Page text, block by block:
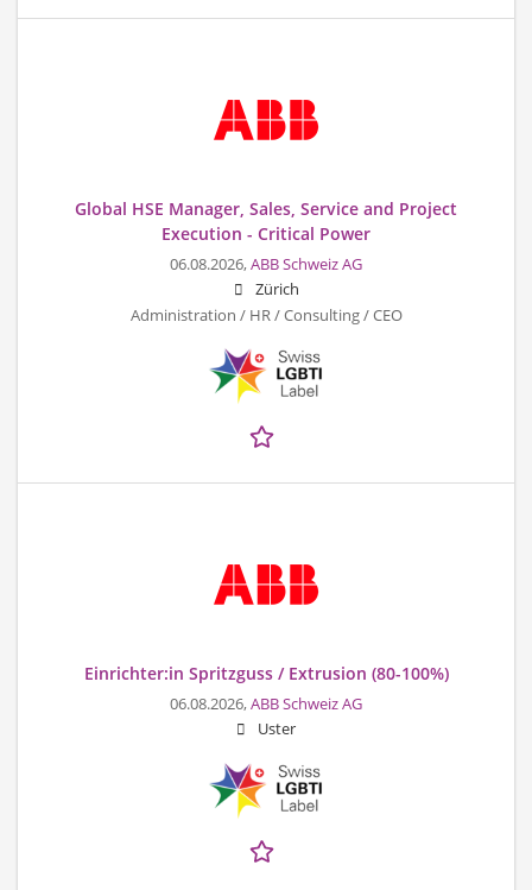
Global HSE Manager, Sales, Service and Project
Execution - Critical Power
06.08.2026,ABB Schweiz AG
Zürich
Administration / HR / Consulting / CEO
Einrichter:in Spritzguss / Extrusion (80-100%)
06.08.2026,ABB Schweiz AG
Uster